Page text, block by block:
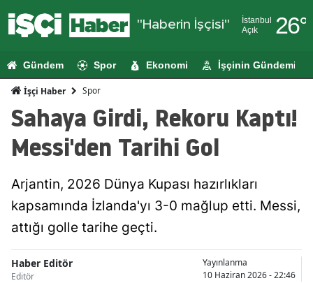
"Haberin İşçisi"
İstanbul
Açık
26°
Adıyaman
Ağrı
Ankara
Antalya
Aydın
Gündem Spor Ekonomi İşçinin Gündemi
İşçi Haber Spor
Sahaya Girdi, Rekoru Kaptı!
Messi'den Tarihi Gol
Arjantin, 2026 Dünya Kupası hazırlıkları
kapsamında İzlanda'yı 3-0 mağlup etti. Messi,
attığı golle tarihe geçti.
Haber Editör
Editör
Yayınlanma
10 Haziran 2026 - 22:46